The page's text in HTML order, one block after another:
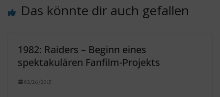
Das könnte dir auch gefallen
1982: Raiders – Beginn eines
spektakulären Fanfilm-Projekts
02/26/2015